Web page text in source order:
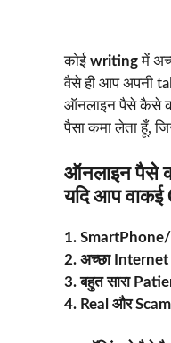
कोई writingमें
वैसे ही आप अपनी
ऑनलाइन पैसे कैसे
पैसा कमा लेता हूँ,
ऑनलाइन पैसे
यदि आप वाकई
1.
2. अच्छा
3. बहुत सारा
4. Real और